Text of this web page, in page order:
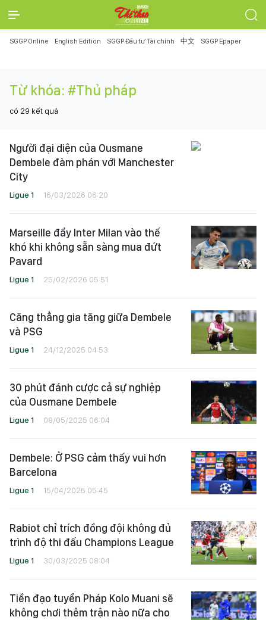
SGGP Online English Edition SGGP Đầu tư Tài chính 中文 SGGP Epaper
Từ khóa: #Thủ pháp
có 29 kết quả
Người đại diện của Ousmane
Dembele đàm phán với Manchester
City
Ligue 1 16/03/2026 06:20
Marseille đẩy Inter Milan vào thế
khó khi không sẵn sàng mua đứt
Pavard
Ligue 1 25/02/2026 05:51
Căng thẳng gia tăng giữa Dembele
và PSG
Ligue 1 24/12/2025 04:53
30 phút đánh cược cả sự nghiệp
của Ousmane Dembele
Ligue 1 08/05/2025 06:04
Dembele: Ở PSG cảm thấy vui hơn
Barcelona
Ligue 1 15/04/2025 05:45
Rabiot chỉ trích đồng đội không đủ
trình độ thi đấu Champions League
Ligue 1 30/03/2025 08:04
Tiền đạo tuyển Pháp Kolo Muani sẽ
không chơi thêm trận nào nữa cho